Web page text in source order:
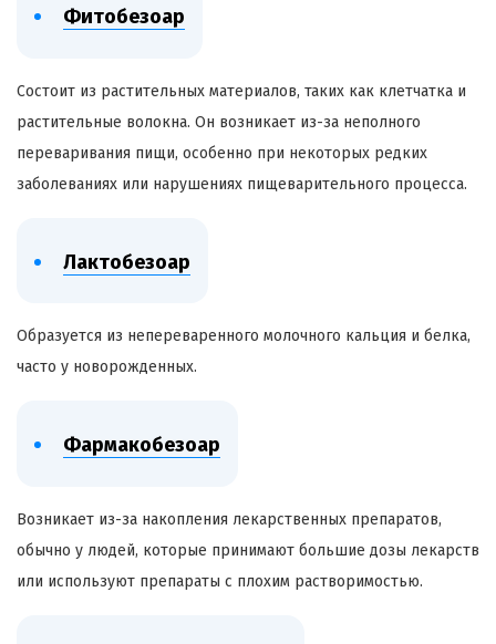
Фитобезоар
Состоит из растительных материалов, таких как клетчатка и
растительные волокна. Он возникает из-за неполного
переваривания пищи, особенно при некоторых редких
заболеваниях или нарушениях пищеварительного процесса.
Лактобезоар
Образуется из непереваренного молочного кальция и белка,
часто у новорожденных.
Фармакобезоар
Возникает из-за накопления лекарственных препаратов,
обычно у людей, которые принимают большие дозы лекарств
или используют препараты с плохим растворимостью.